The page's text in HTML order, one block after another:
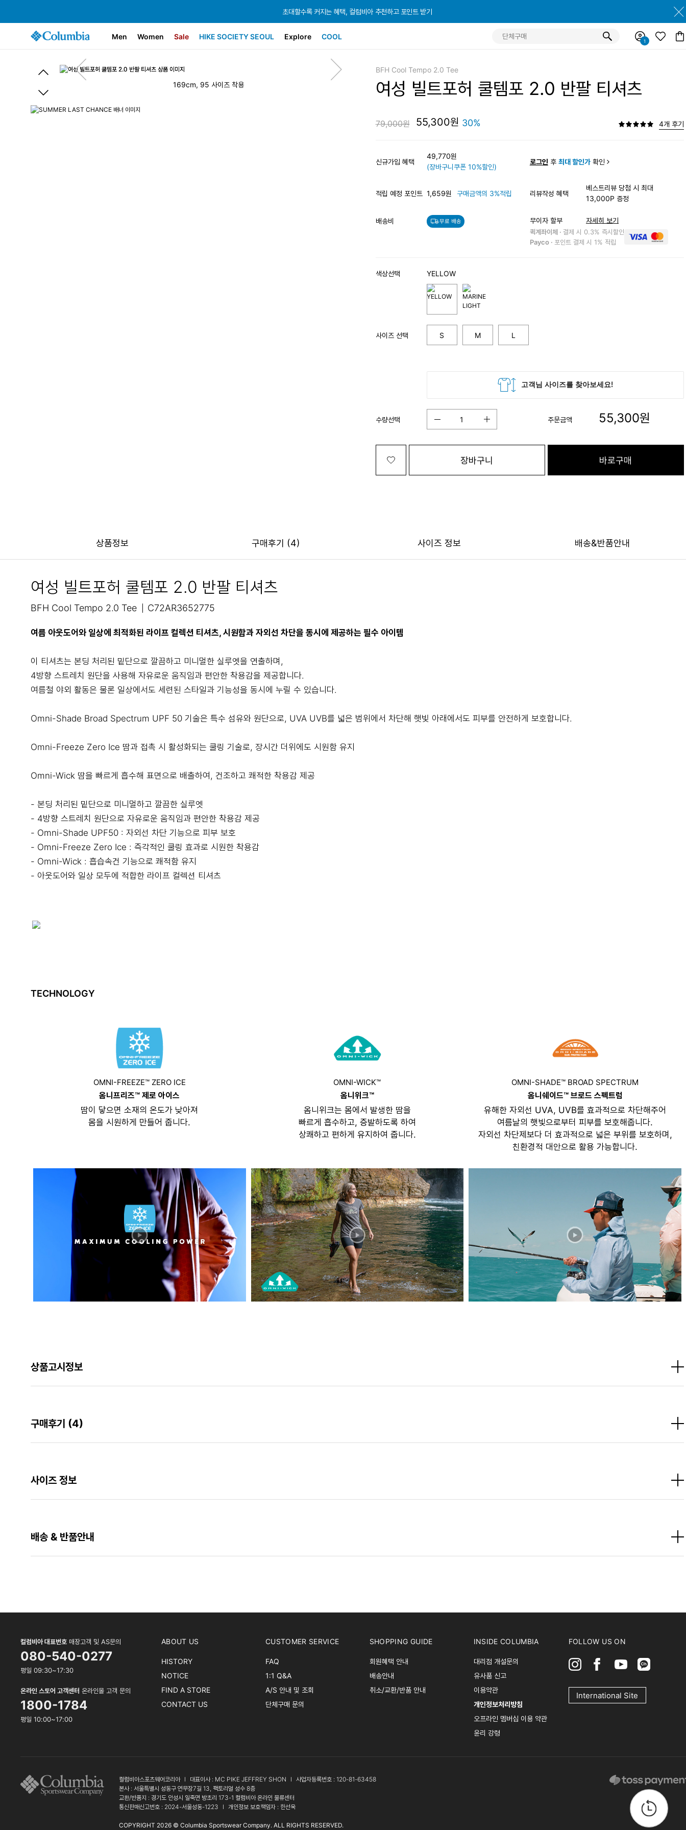
초대할수록 커지는 혜택, 컬럼비아 추천하고 포인트 받기
초대할수록 커지는 혜택, 컬럼비아 추천하고 포인트 받기
초대할수록 커지는 혜택, 컬럼비아 추천하고 포인트 받기
Men Women Sale HIKE SOCIETY SEOUL Explore COOL
169cm, 95 사이즈 착용
BFH Cool Tempo 2.0 Tee
여성 빌트포허 쿨템포 2.0 반팔 티셔츠
79,000원 55,300원 30% 4개 후기
신규가입 혜택
49,770원
(장바구니쿠폰 10%할인)
로그인 후 최대 할인가확인
적립 예정 포인트 1,659원 구매금액의 3%적립 리뷰작성 혜택
베스트리뷰 당첨 시 최대
13,000P 증정
배송비 무료 배송 무이자 할부 자세히 보기
퀵계좌이체 · 결제 시 0.3% 즉시할인
Payco · 포인트 결제 시 1% 적립
색상선택 YELLOW
사이즈 선택 S M L
수량선택 주문금액 55,300원
장바구니 바로구매
상품정보 구매후기 (4) 사이즈 정보 배송&반품안내
여성 빌트포허 쿨템포 2.0 반팔 티셔츠
BFH Cool Tempo 2.0 Tee C72AR3652775
여름 아웃도어와 일상에 최적화된 라이프 컬렉션 티셔츠, 시원함과 자외선 차단을 동시에 제공하는 필수 아이템
이 티셔츠는 본딩 처리된 밑단으로 깔끔하고 미니멀한 실루엣을 연출하며,
4방향 스트레치 원단을 사용해 자유로운 움직임과 편안한 착용감을 제공합니다.
여름철 야외 활동은 물론 일상에서도 세련된 스타일과 기능성을 동시에 누릴 수 있습니다.
Omni-Shade Broad Spectrum UPF 50 기술은 특수 섬유와 원단으로, UVA UVB를 넓은 범위에서 차단해 햇빛 아래에서도 피부를 안전하게 보호합니다.
Omni-Freeze Zero Ice 땀과 접촉 시 활성화되는 쿨링 기술로, 장시간 더위에도 시원함 유지
Omni-Wick 땀을 빠르게 흡수해 표면으로 배출하여, 건조하고 쾌적한 착용감 제공
- 본딩 처리된 밑단으로 미니멀하고 깔끔한 실루엣
- 4방향 스트레치 원단으로 자유로운 움직임과 편안한 착용감 제공
- Omni-Shade UPF50 : 자외선 차단 기능으로 피부 보호
- Omni-Freeze Zero Ice : 즉각적인 쿨링 효과로 시원한 착용감
- Omni-Wick : 흡습속건 기능으로 쾌적함 유지
- 아웃도어와 일상 모두에 적합한 라이프 컬렉션 티셔츠
TECHNOLOGY
OMNI-FREEZE™ ZERO ICE
옴니프리즈™ 제로 아이스
땀이 닿으면 소재의 온도가 낮아져
몸을 시원하게 만들어 줍니다.
OMNI-WICK™
옴니위크™
옴니위크는 몸에서 발생한 땀을
빠르게 흡수하고, 증발하도록 하여
상쾌하고 편하게 유지하여 줍니다.
OMNI-SHADE™ BROAD SPECTRUM
옴니쉐이드™ 브로드 스펙트럼
유해한 자외선 UVA, UVB를 효과적으로 차단해주어
여름날의 햇빛으로부터 피부를 보호해줍니다.
자외선 차단제보다 더 효과적으로 넓은 부위를 보호하며,
친환경적 대안으로 활용 가능합니다.
상품고시정보
구매후기 (4)
사이즈 정보
배송 & 반품안내
컬럼비아 대표번호 매장고객 및 AS문의
080-540-0277
평일 09:30~17:30
온라인 스토어 고객센터 온라인몰 고객 문의
1800-1784
평일 10:00~17:00
ABOUT US
HISTORY
NOTICE
FIND A STORE
CONTACT US
CUSTOMER SERVICE
FAQ
1:1 Q&A
A/S 안내 및 조회
단체구매 문의
SHOPPING GUIDE
회원혜택 안내
배송안내
취소/교환/반품 안내
INSIDE COLUMBIA
대리점 개설문의
유사품 신고
이용약관
개인정보처리방침
오프라인 멤버십 이용 약관
윤리 강령
FOLLOW US ON
International Site
컬럼비아스포츠웨어코리아 l 대표이사 : MC PIKE JEFFREY SHON l
사업자등록번호 : 120-81-63458
본사 : 서울특별시 성동구 연무장7길 13, 팩토리얼 성수 8층
교환/반품지 : 경기도 안성시 일죽면 방초리 173-1 컬럼비아 온라인 물류센터
통신판매신고번호 : 2024-서울성동-1223
l 개인정보 보호책임자 : 한선욱
COPYRIGHT 2026 © Columbia Sportswear Company. ALL RIGHTS RESERVED.